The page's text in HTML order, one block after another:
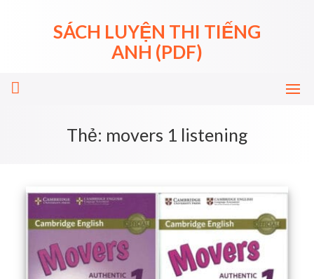
SÁCH LUYỆN THI TIẾNG
ANH (PDF)
Thẻ: movers 1 listening